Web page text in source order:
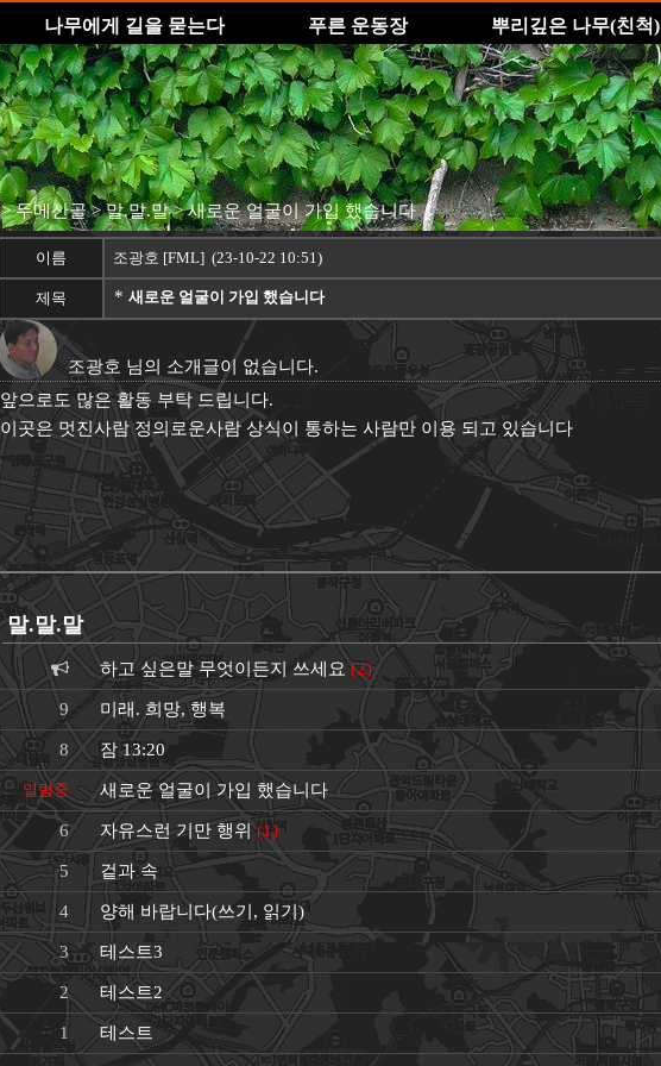
나무에게 길을 묻는다 푸른 운동장 뿌리깊은 나무(친척)
> 두메산골> 말.말.말 > 새로운 얼굴이 가입 했습니다
이름 조광호 [FML] (23-10-22 10:51)
제목 * 새로운 얼굴이 가입 했습니다
조광호 님의 소개글이 없습니다.
앞으로도 많은 활동 부탁 드립니다.
이곳은 멋진사람 정의로운사람 상식이 통하는 사람만 이용 되고 있습니다
말.말.말
하고 싶은말 무엇이든지 쓰세요(2)
9 미래. 희망, 행복
8 잠 13:20
열람중 새로운 얼굴이 가입 했습니다
6 자유스런 기만 행위(1)
5 겉과 속
4 양해 바랍니다(쓰기, 읽기)
3 테스트3
2 테스트2
1 테스트